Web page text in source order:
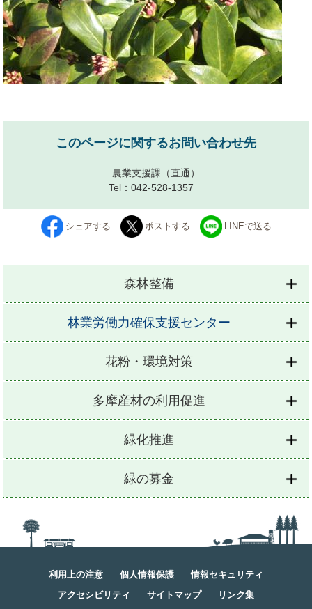
このページに関するお問い合わせ先
農業支援課 （直通）
Tel：042-528-1357
シェアする ポストする LINEで送る
森林整備
林業労働力確保支援センター
花粉・環境対策
多摩産材の利用促進
緑化推進
緑の募金
利用上の注意 個人情報保護
情報セキュリティ
アクセシビリティ
サイトマップ リンク集